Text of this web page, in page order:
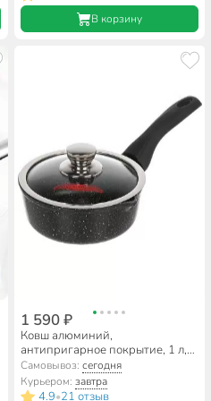
ассортименте
В корзину
1 590 ₽
Ковш алюминий,
антипригарное покрытие, 1 л,
крышка стекло, бакелитовая
ручка, Горница, Гранит,
кш1611аг
Самовывоз: сегодня
Курьером: завтра
4.9•21 отзыв